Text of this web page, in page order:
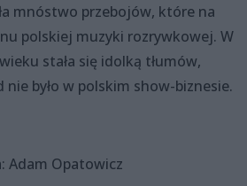
mnóstwo przebojów, które na
polskiej muzyki rozrywkowej. W
stała się idolką tłumów,
było w polskim show-biznesie.
Adam Opatowicz